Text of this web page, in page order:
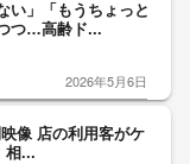
い」「もうちょっと
つ…高齢ド...
2026年5月6日
像 店の利用客がケ
相...